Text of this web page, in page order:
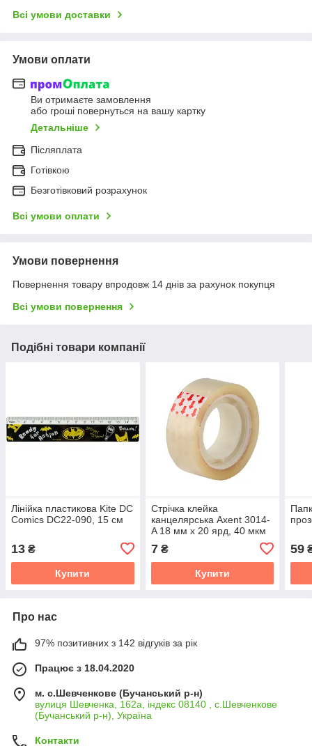
Всі умови доставки
Умови оплати
Ви отримаєте замовлення
або гроші повернуться на вашу картку
Детальніше
Післяплата
Готівкою
Безготівковий розрахунок
Всі умови оплати
Умови повернення
Повернення товару впродовж 14 днів за рахунок покупця
Всі умови повернення
Подібні товари компанії
Лінійка пластикова Kite DC
Comics DC22-090, 15 см
13 ₴
Купити
Стрічка клейка
канцелярська Axent 3014-
A 18 мм х 20 ярд, 40 мкм
7₴
Купити
59
Про нас
97% позитивних з 142 відгуків за рік
Працює з 18.04.2020
м. с.Шевченкове (Бучанський р-н)
вулиця Шевченка, 162а, індекс 08140 , с.Шевченкове
(Бучанський р-н), Україна
Контакти